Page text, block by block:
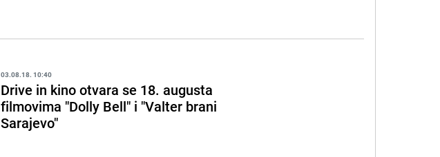
03.08.18. 10:40
Drive in kino otvara se 18. augusta
filmovima "Dolly Bell" i "Valter brani
Sarajevo"